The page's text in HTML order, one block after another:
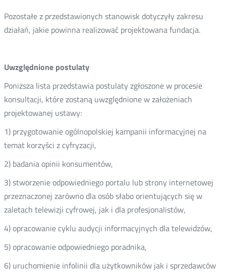
Pozostałe z przedstawionych stanowisk dotyczyły zakresu
działań, jakie powinna realizować projektowana fundacja.
Uwzględnione postulaty
Poniższa lista przedstawia postulaty zgłoszone w procesie
konsultacji, które zostaną uwzględnione w założeniach
projektowanej ustawy:
1) przygotowanie ogólnopolskiej kampanii informacyjnej na
temat korzyści z cyfryzacji,
2) badania opinii konsumentów,
3) stworzenie odpowiedniego portalu lub strony internetowej
przeznaczonej zarówno dla osób słabo orientujących się w
zaletach telewizji cyfrowej, jak i dla profesjonalistów,
4) opracowanie cyklu audycji informacyjnych dla telewidzów,
5) opracowanie odpowiedniego poradnika,
6) uruchomienie infolinii dla użytkowników jak i sprzedawców